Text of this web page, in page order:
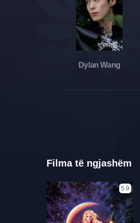
Dylan Wang
Filma të ngjashëm
5.9